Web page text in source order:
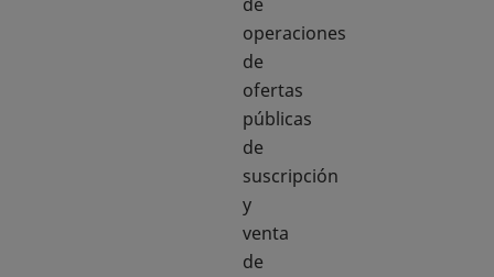
operaciones
de
ofertas
públicas
de
suscripción
y
venta
de